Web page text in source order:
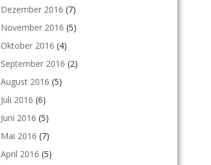
Dezember 2016 (7)
November 2016 (5)
Oktober 2016 (4)
September 2016 (2)
August 2016 (5)
Juli 2016 (6)
Juni 2016 (5)
Mai 2016 (7)
April 2016 (5)